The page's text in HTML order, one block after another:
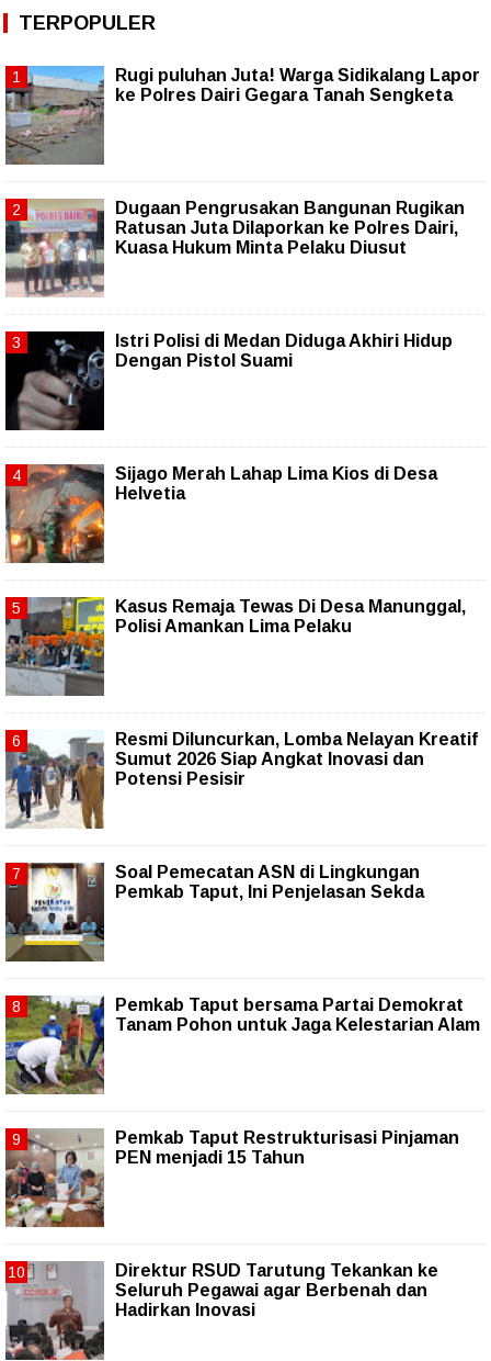
TERPOPULER
Rugi puluhan Juta! Warga Sidikalang Lapor
ke Polres Dairi Gegara Tanah Sengketa
Dugaan Pengrusakan Bangunan Rugikan
Ratusan Juta Dilaporkan ke Polres Dairi,
Kuasa Hukum Minta Pelaku Diusut
Istri Polisi di Medan Diduga Akhiri Hidup
Dengan Pistol Suami
Sijago Merah Lahap Lima Kios di Desa
Helvetia
Kasus Remaja Tewas Di Desa Manunggal,
Polisi Amankan Lima Pelaku
Resmi Diluncurkan, Lomba Nelayan Kreatif
Sumut 2026 Siap Angkat Inovasi dan
Potensi Pesisir
Soal Pemecatan ASN di Lingkungan
Pemkab Taput, Ini Penjelasan Sekda
Pemkab Taput bersama Partai Demokrat
Tanam Pohon untuk Jaga Kelestarian Alam
Pemkab Taput Restrukturisasi Pinjaman
PEN menjadi 15 Tahun‎
Direktur RSUD Tarutung Tekankan ke
Seluruh Pegawai agar Berbenah dan
Hadirkan Inovasi